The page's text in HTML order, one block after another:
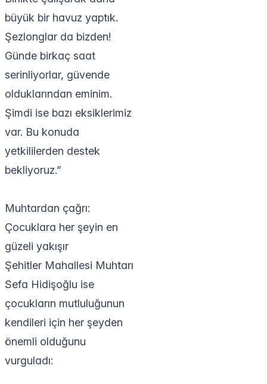
büyük bir havuz yaptık.
Şezlonglar da bizden!
Günde birkaç saat
serinliyorlar, güvende
olduklarından eminim.
Şimdi ise bazı eksiklerimiz
var. Bu konuda
yetkililerden destek
bekliyoruz.”
Muhtardan çağrı:
Çocuklara her şeyin en
güzeli yakışır
Şehitler Mahallesi Muhtarı
Sefa Hidişoğlu ise
çocukların mutluluğunun
kendileri için her şeyden
önemli olduğunu
vurguladı: